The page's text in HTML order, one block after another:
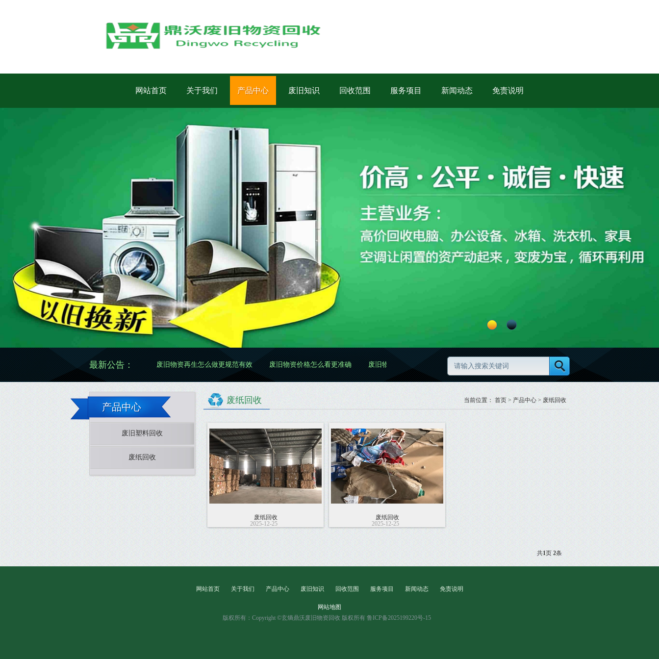
网站首页 关于我们 产品中心 废旧知识 回收范围 服务项目 新闻动态 免责说明
最新公告： 废旧物资再生怎么做更规范有效 废旧物资价格怎么看更准确 废旧物资处置怎么做更规范 废旧物资清理怎么做更高效更规范 废旧物资分类怎么做更规范
产品中心
废旧塑料回收
废纸回收
废纸回收 当前位置： 首页 > 产品中心 > 废纸回收
废纸回收
2025-12-25
废纸回收
2025-12-25
共1页 2条
网站首页 关于我们 产品中心 废旧知识 回收范围 服务项目 新闻动态 免责说明
网站地图
版权所有：Copyright ©玄熵鼎沃废旧物资回收 版权所有 鲁ICP备2025199220号-15